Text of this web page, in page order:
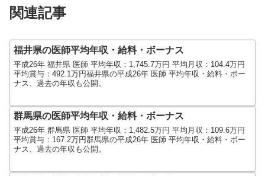
関連記事
福井県の医師平均年収・給料・ボーナス
平成26年 福井県 医師 平均年収：1,745.7万円 平均月収：104.4万円
平均賞与：492.1万円福井県の平成26年 医師 平均年収・給料・ボー
ナス、過去の年収も公開。
群馬県の医師平均年収・給料・ボーナス
平成26年 群馬県 医師 平均年収：1,482.5万円 平均月収：109.6万円
平均賞与：167.2万円群馬県の平成26年 医師 平均年収・給料・ボー
ナス、過去の年収も公開。